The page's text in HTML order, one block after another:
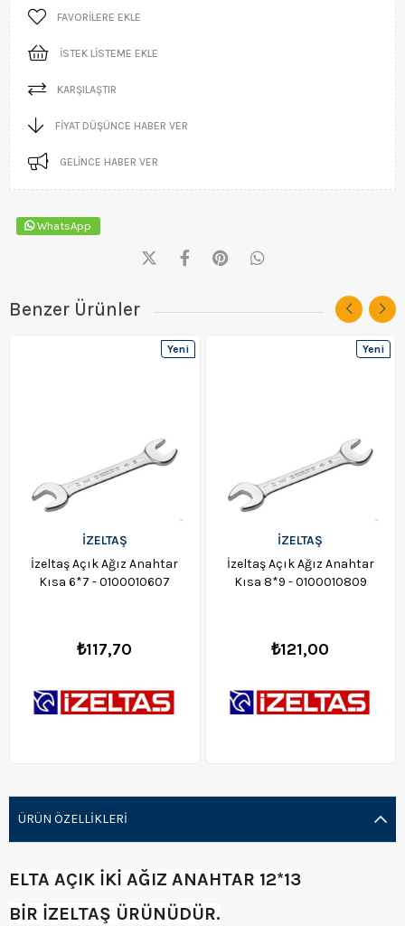
FAVORILERE EKLE
İSTEK LISTEME EKLE
KARŞILAŞTIR
FIYAT DÜŞÜNCE HABER VER
GELINCE HABER VER
WhatsApp
Benzer Ürünler
İZELTAŞ
İzeltaş Açık Ağız Anahtar
Kısa 6*7 - 0100010607
₺117,70
Yeni
İZELTAŞ
İzeltaş Açık Ağız Anahtar
Kısa 8*9 - 0100010809
₺121,00
Yeni
ÜRÜN ÖZELLIKLERI
ELTA AÇIK İKİ AĞIZ ANAHTAR 12*13
BİR İZELTAŞ ÜRÜNÜDÜR.